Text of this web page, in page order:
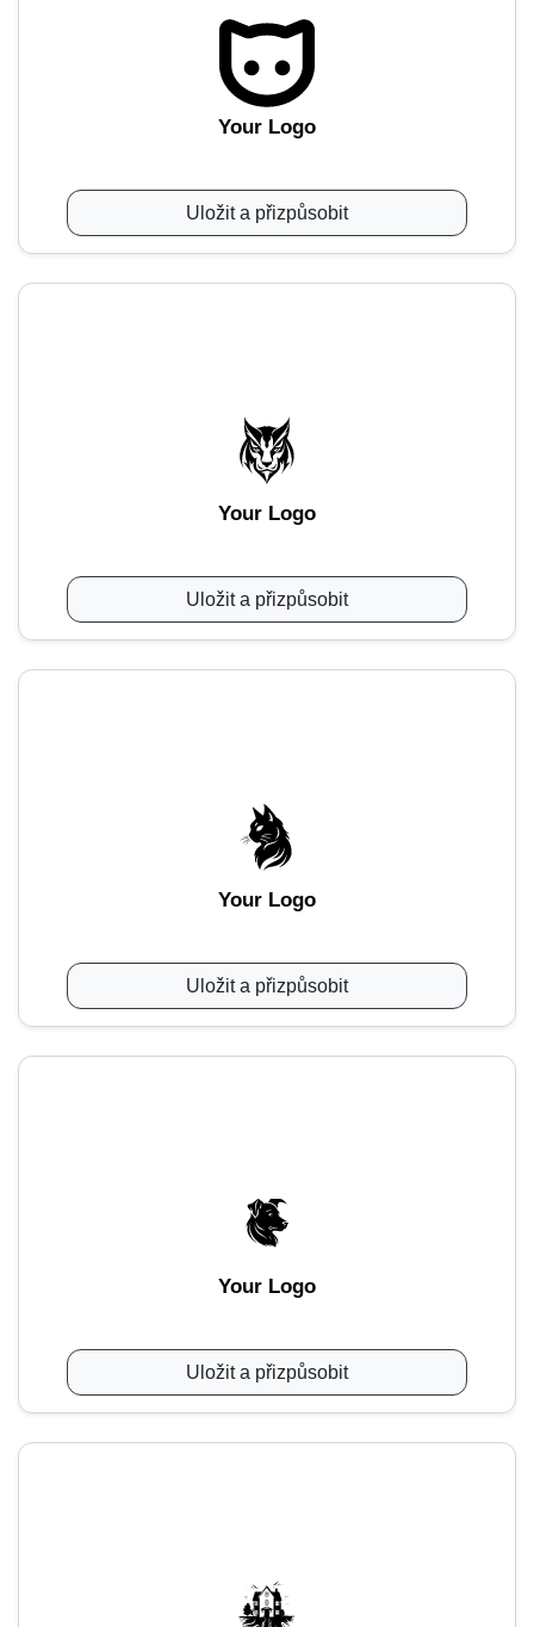
Your Logo
Uložit a přizpůsobit
Your Logo
Uložit a přizpůsobit
Your Logo
Uložit a přizpůsobit
Your Logo
Uložit a přizpůsobit